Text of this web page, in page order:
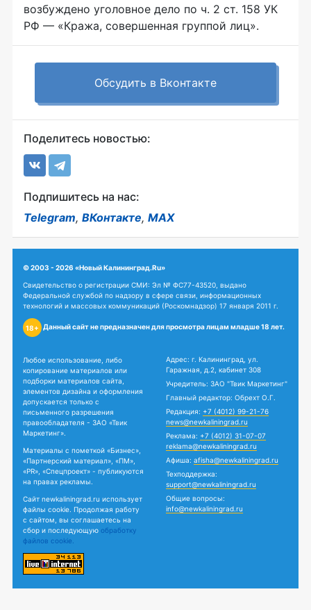
возбуждено уголовное дело по ч. 2 ст. 158 УК
РФ — «Кража, совершенная группой лиц».
Обсудить в Вконтакте
Поделитесь новостью:
Подпишитесь на нас:
Telegram, ВКонтакте, MAX
© 2003 - 2026 «Новый Калининград.Ru»
Свидетельство о регистрации СМИ: Эл № ФС77-43520, выдано
Федеральной службой по надзору в сфере связи, информационных
технологий и массовых коммуникаций (Роскомнадзор) 17 января 2011 г.
18+ Данный сайт не предназначен для просмотра лицам младше 18 лет.
Любое использование, либо
копирование материалов или
подборки материалов сайта,
элементов дизайна и оформления
допускается только с
письменного разрешения
правообладателя - ЗАО «Твик
Маркетинг».
Материалы с пометкой «Бизнес»,
«Партнерский материал», «ПМ»,
«PR», «Спецпроект» - публикуются
на правах рекламы.
Сайт newkaliningrad.ru использует
файлы cookie. Продолжая работу
с сайтом, вы соглашаетесь на
сбор и последующую обработку
файлов cookie.
Адрес: г. Калининград, ул.
Гаражная, д.2, кабинет 308
Учредитель: ЗАО "Твик Маркетинг"
Главный редактор: Обрехт О.Г.
Редакция: +7 (4012) 99-21-76
news@newkaliningrad.ru
Реклама: +7 (4012) 31-07-07
reklama@newkaliningrad.ru
Афиша: afisha@newkaliningrad.ru
Техподдержка:
support@newkaliningrad.ru
Общие вопросы:
info@newkaliningrad.ru